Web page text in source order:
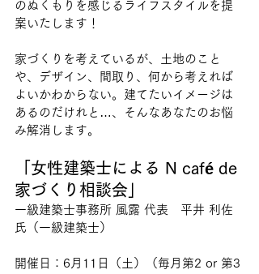
のぬくもりを感じるライフスタイルを提
案いたします！
家づくりを考えているが、土地のこと
や、デザイン、間取り、何から考えれば
よいかわからない。建てたいイメージは
あるのだけれと…、そんなあなたのお悩
み解消します。
「女性建築士による N café de
家づくり相談会」
一級建築士事務所 風露 代表　平井 利佐
氏（一級建築士）
開催日：6月11日（土）（毎月第2 or 第3